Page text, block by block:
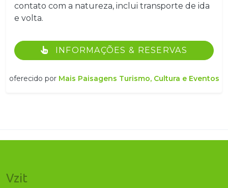
contato com a natureza, inclui transporte de ida
e volta.
INFORMAÇÕES & RESERVAS
oferecido por Mais Paisagens Turismo, Cultura e Eventos
Vzit